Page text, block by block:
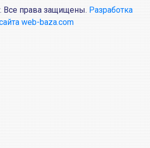
Все права защищены. Разработка
web-baza.com